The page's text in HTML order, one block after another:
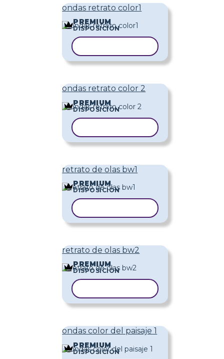
ondas retrato color1
PREMIUM
DISPOSICIÓN
ondas retrato color 2
PREMIUM
DISPOSICIÓN
retrato de olas bw1
PREMIUM
DISPOSICIÓN
retrato de olas bw2
PREMIUM
DISPOSICIÓN
ondas color del paisaje 1
PREMIUM
DISPOSICIÓN